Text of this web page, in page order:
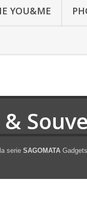
YOU&ME
serie SAGOMATA